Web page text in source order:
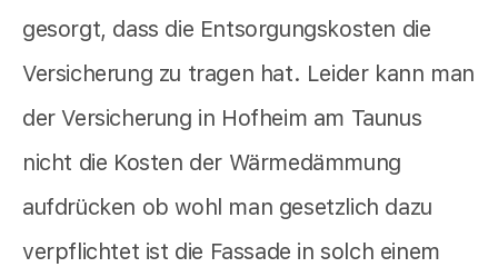
gesorgt, dass die Entsorgungskosten die
Versicherung zu tragen hat. Leider kann man
der Versicherung in Hofheim am Taunus
nicht die Kosten der Wärmedämmung
aufdrücken ob wohl man gesetzlich dazu
verpflichtet ist die Fassade in solch einem